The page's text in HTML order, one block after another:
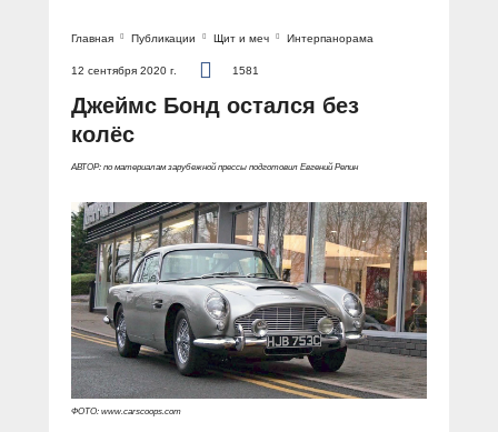
Главная Публикации Щит и меч Интерпанорама
12 сентября 2020 г. 1581
Джеймс Бонд остался без
колёс
АВТОР: по материалам зарубежной прессы подготовил Евгений Репин
ФОТО: www.carscoops.com